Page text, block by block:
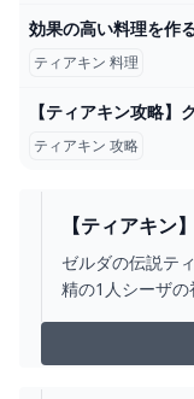
ティアキン 料理
ティアキン 攻略
【ティアキ
放イベント】
ゼルダの伝説テ
精の1人シーザ
https://
ブログ：